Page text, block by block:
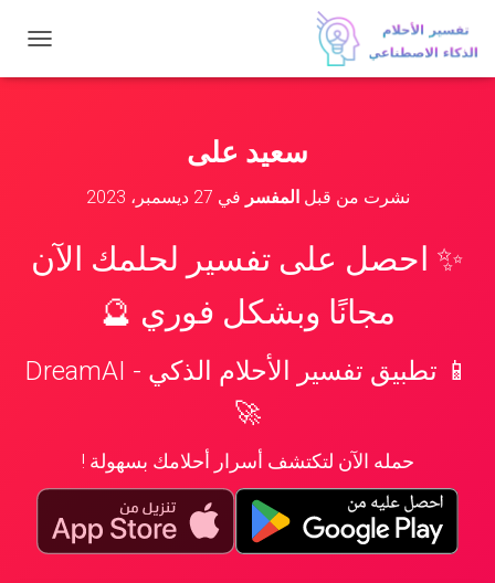
ب
ل
سعيد على
نشرت من قبلالمفسر في 27 ديسمبر، 2023
✨ احصل على تفسير لحلمك الآن
مجانًا وبشكل فوري 🔮
📱 تطبيق تفسير الأحلام الذكي - DreamAI
🚀
حمله الآن لتكتشف أسرار أحلامك بسهولة !